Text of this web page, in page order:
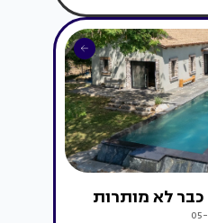
לא מותרות